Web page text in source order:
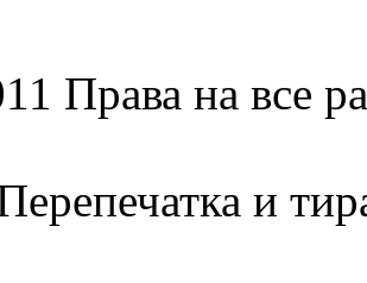
Права на все
и